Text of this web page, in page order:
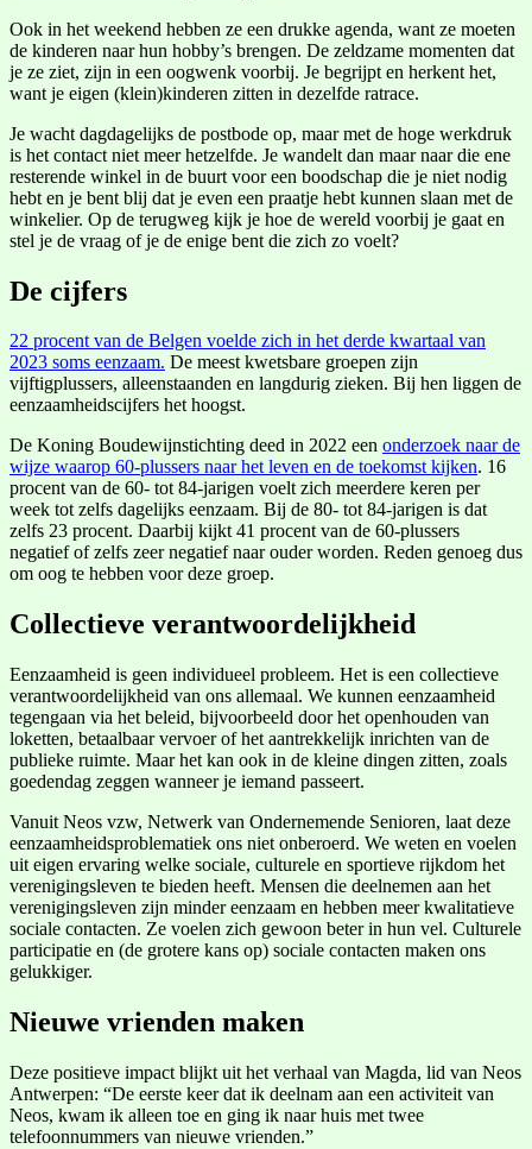
Ook in het weekend hebben ze een drukke agenda, want ze moeten
de kinderen naar hun hobby’s brengen. De zeldzame momenten dat
je ze ziet, zijn in een oogwenk voorbij. Je begrijpt en herkent het,
want je eigen (klein)kinderen zitten in dezelfde ratrace.
Je wacht dagdagelijks de postbode op, maar met de hoge werkdruk
is het contact niet meer hetzelfde. Je wandelt dan maar naar die ene
resterende winkel in de buurt voor een boodschap die je niet nodig
hebt en je bent blij dat je even een praatje hebt kunnen slaan met de
winkelier. Op de terugweg kijk je hoe de wereld voorbij je gaat en
stel je de vraag of je de enige bent die zich zo voelt?
De cijfers
22 procent van de Belgen voelde zich in het derde kwartaal van
2023 soms eenzaam. De meest kwetsbare groepen zijn
vijftigplussers, alleenstaanden en langdurig zieken. Bij hen liggen de
eenzaamheidscijfers het hoogst.
De Koning Boudewijnstichting deed in 2022 een onderzoek naar de
wijze waarop 60-plussers naar het leven en de toekomst kijken. 16
procent van de 60- tot 84-jarigen voelt zich meerdere keren per
week tot zelfs dagelijks eenzaam. Bij de 80- tot 84-jarigen is dat
zelfs 23 procent. Daarbij kijkt 41 procent van de 60-plussers
negatief of zelfs zeer negatief naar ouder worden. Reden genoeg dus
om oog te hebben voor deze groep.
Collectieve verantwoordelijkheid
Eenzaamheid is geen individueel probleem. Het is een collectieve
verantwoordelijkheid van ons allemaal. We kunnen eenzaamheid
tegengaan via het beleid, bijvoorbeeld door het openhouden van
loketten, betaalbaar vervoer of het aantrekkelijk inrichten van de
publieke ruimte. Maar het kan ook in de kleine dingen zitten, zoals
goedendag zeggen wanneer je iemand passeert.
Vanuit Neos vzw, Netwerk van Ondernemende Senioren, laat deze
eenzaamheidsproblematiek ons niet onberoerd. We weten en voelen
uit eigen ervaring welke sociale, culturele en sportieve rijkdom het
verenigingsleven te bieden heeft. Mensen die deelnemen aan het
verenigingsleven zijn minder eenzaam en hebben meer kwalitatieve
sociale contacten. Ze voelen zich gewoon beter in hun vel. Culturele
participatie en (de grotere kans op) sociale contacten maken ons
gelukkiger.
Nieuwe vrienden maken
Deze positieve impact blijkt uit het verhaal van Magda, lid van Neos
Antwerpen: “De eerste keer dat ik deelnam aan een activiteit van
Neos, kwam ik alleen toe en ging ik naar huis met twee
telefoonnummers van nieuwe vrienden.”